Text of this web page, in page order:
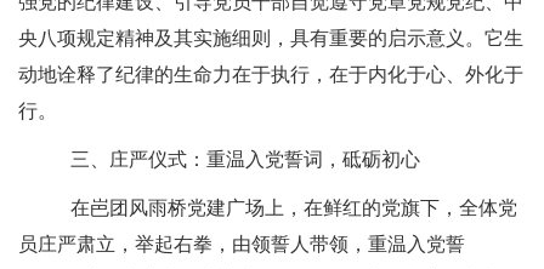
央八项规定精神及其实施细则，具有重要的启示意义。它生
动地诠释了纪律的生命力在于执行，在于内化于心、外化于
行。
三、 庄严仪式：重温入党誓词，砥砺初心
在岜团风雨桥党建广场 上， 在鲜红的党旗下，全体党
员庄严肃立，举起右拳，由领誓人带领，重温入党誓